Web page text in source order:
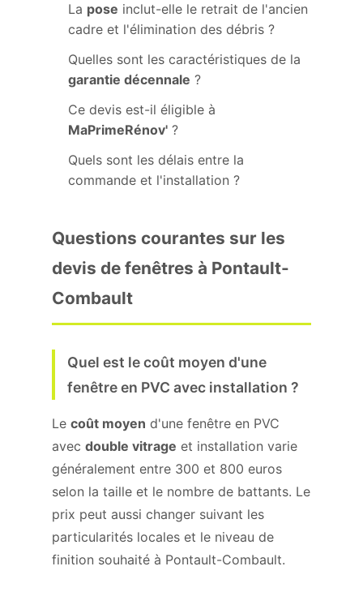
La pose inclut-elle le retrait de l'ancien
cadre et l'élimination des débris ?
Quelles sont les caractéristiques de la
garantie décennale ?
Ce devis est-il éligible à
MaPrimeRénov' ?
Quels sont les délais entre la
commande et l'installation ?
Questions courantes sur les
devis de fenêtres à Pontault-
Combault
Quel est le coût moyen d'une
fenêtre en PVC avec installation ?
Le coût moyen d'une fenêtre en PVC
avec double vitrage et installation varie
généralement entre 300 et 800 euros
selon la taille et le nombre de battants. Le
prix peut aussi changer suivant les
particularités locales et le niveau de
finition souhaité à Pontault-Combault.